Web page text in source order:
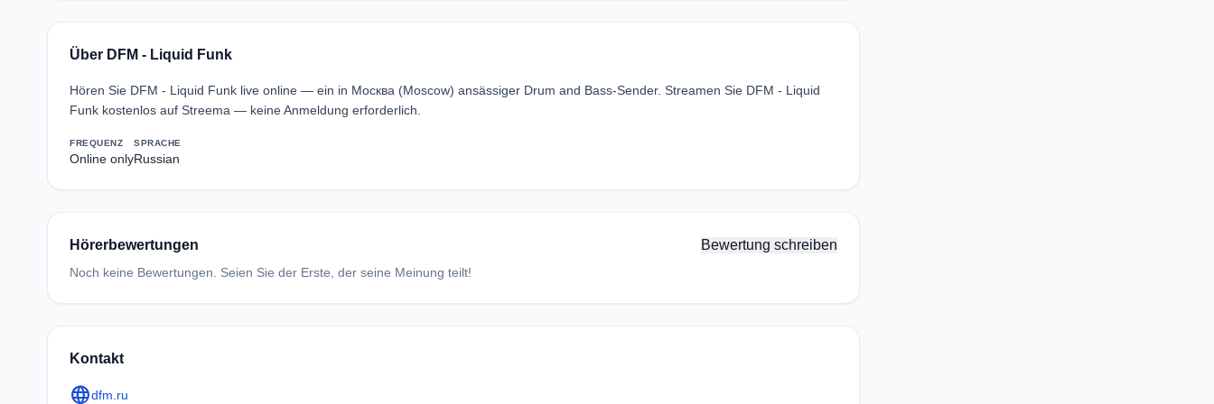
Über DFM - Liquid Funk
Hören Sie DFM - Liquid Funk live online — ein in Москва (Moscow) ansässiger Drum and Bass-Sender. Streamen Sie DFM - Liquid
Funk kostenlos auf Streema — keine Anmeldung erforderlich.
FREQUENZ
Online only
SPRACHE
Russian
Hörerbewertungen Bewertung schreiben
Noch keine Bewertungen. Seien Sie der Erste, der seine Meinung teilt!
Kontakt
languagedfm.ru